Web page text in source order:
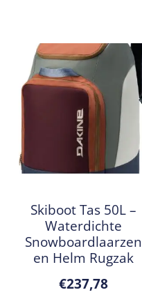
Skiboot Tas 50L –
Waterdichte
Snowboardlaarzen
en Helm Rugzak
€237,78